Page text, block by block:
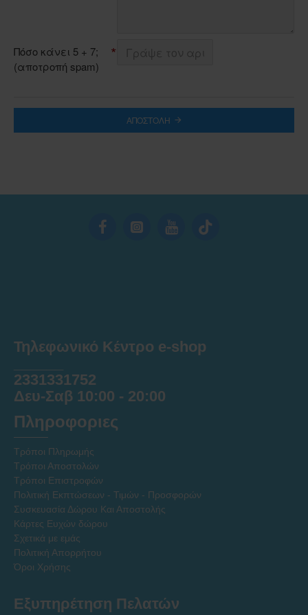
Πόσο κάνει 5 + 7;
(αποτροπή spam)
ΑΠΟΣΤΟΛΉ
Τηλεφωνικό Κέντρο e-shop
2331331752
Δευ-Σαβ 10:00 - 20:00
Πληροφοριες
Τρόποι Πληρωμής
Τρόποι Αποστολών
Τρόποι Επιστροφών
Πολιτική Εκπτώσεων - Τιμών - Προσφορών
Συσκευασία Δώρου Και Αποστολής
Κάρτες Ευχών δώρου
Σχετικά με εμάς
Πολιτική Απορρήτου
Όροι Χρήσης
Εξυπηρέτηση Πελατών